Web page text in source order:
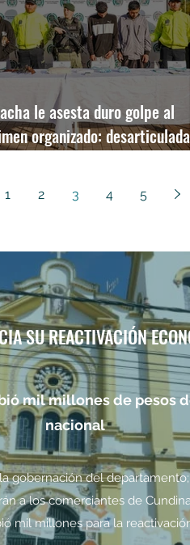
le asesta duro golpe al
organizado: desarticuladas
impacto
1 2 3 4 5
SU REACTIVACIÓN
mil millones de pesos
nacional
gobernación del
a los comerciantes de
mil millones para la